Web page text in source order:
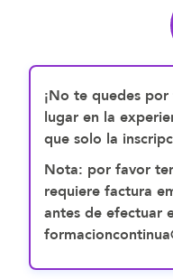
¡No te quedes
lugar en la
que solo la
Nota: por favor
requiere factura
antes de efectuar